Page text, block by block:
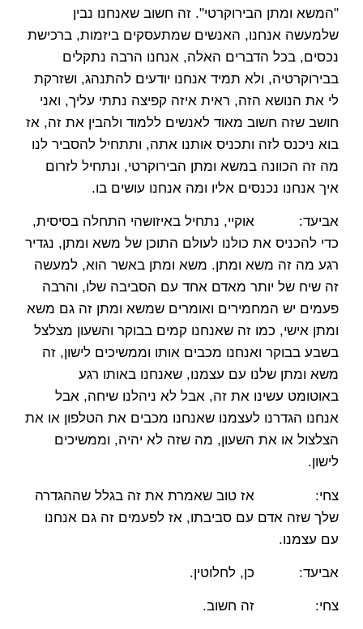
"המשא ומתן הבירוקרטי". זה חשוב שאנחנו נבין
שלמעשה אנחנו, האנשים שמתעסקים ביזמות, ברכישת
נכסים, בכל הדברים האלה, אנחנו הרבה נתקלים
בבירוקרטיה, ולא תמיד אנחנו יודעים להתנהג, ושזרקת
לי את הנושא הזה, ראית איזה קפיצה נתתי עליך, ואני
חושב שזה חשוב מאוד לאנשים ללמוד ולהבין את זה, אז
בוא ניכנס לזה ותכניס אותנו אתה, ותתחיל להסביר לנו
מה זה הכוונה במשא ומתן הבירוקרטי, ונתחיל לזרום
איך אנחנו נכנסים אליו ומה אנחנו עושים בו.
אביעד: אוקיי, נתחיל באיזושהי התחלה בסיסית,
כדי להכניס את כולנו לעולם התוכן של משא ומתן, נגדיר
רגע מה זה משא ומתן. משא ומתן באשר הוא, למעשה
זה שיח של יותר מאדם אחד עם הסביבה שלו, והרבה
פעמים יש המחמירים ואומרים שמשא ומתן זה גם משא
ומתן אישי, כמו זה שאנחנו קמים בבוקר והשעון מצלצל
בשבע בבוקר ואנחנו מכבים אותו וממשיכים לישון, זה
משא ומתן שלנו עם עצמנו, שאנחנו באותו רגע
באוטומט עשינו את זה, אבל לא ניהלנו שיחה, אבל
אנחנו הגדרנו לעצמנו שאנחנו מכבים את הטלפון או את
הצלצול או את השעון, מה שזה לא יהיה, וממשיכים
לישון.
צחי: אז טוב שאמרת את זה בגלל שההגדרה
שלך שזה אדם עם סביבתו, אז לפעמים זה גם אנחנו
עם עצמנו.
אביעד: כן, לחלוטין.
צחי: זה חשוב.